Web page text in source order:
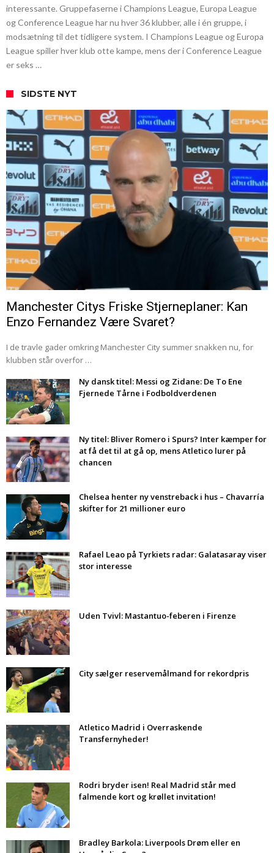
interessante. Gruppefaserne i Champions League, Europa League
og Conference League har nu hver 36 klubber, alle i én gruppe, i
modsætning til det tidligere system. I Champions League og Europa
League spiller hver klub otte kampe, mens der i Conference League
er seks …
SIDSTE NYT
Manchester Citys Friske Stjerneplaner: Kan
Enzo Fernandez Være Svaret?
I de travle gader omkring Manchester City summer snakken nu, for
klubben står overfor …
Ny dansk titel: Messi og Zidane: De To Ene
Fjernede Tårne i Fodboldverdenen
Ny titel: Bliver Romero i Spurs? Inter kæmper for
at få det til at gå op, mens Atletico lurer på
chancen
Chelsea henter ny venstreback i hus – Chavarría
skifter for 21 millioner euro
Rafael Leao på Tyrkiets radar: Galatasaray viser
stor interesse
Uden Tvivl: Mastantuo-feberen i Firenze
City sælger reservemålmand for rekordpris
Atletico Madrid i Overraskende
Transfernyheder!
Rodri bryder isen! Real Madrid står med
falmende kort og krøllet invitation!
Bradley Barkola: Liverpools Drøm eller en